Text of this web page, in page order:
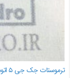
ترموستات جک جی ۵ اتومات